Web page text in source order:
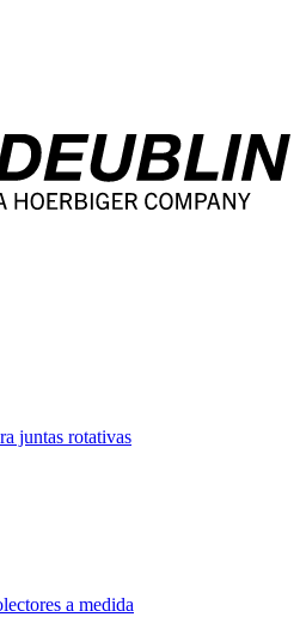
juntas rotativas
a medida